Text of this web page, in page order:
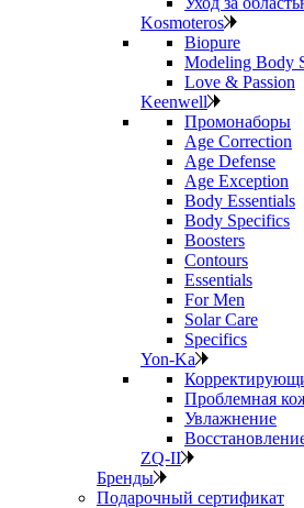
Kosmoteros
Biopure
Modeling Body
Love & Passion
Keenwell
Промонаборы
Age Correction
Age Defense
Age Exception
Body Essentials
Body Specifics
Boosters
Contours
Essentials
For Men
Solar Care
Specifics
Yon-Ka
Проблемная
Увлажнение
ZQ-II
Бренды
Подарочный сертификат